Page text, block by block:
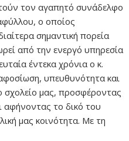
τον αγαπητό συνάδελφο
ο οποίος
σημαντική πορεία
από την ενεργό υπηρεσία
έντεκα χρόνια ο κ.
υπευθυνότητα και
σχολείο μας, προσφέροντας
αφήνοντας το δικό του
μας κοινότητα. Με τη